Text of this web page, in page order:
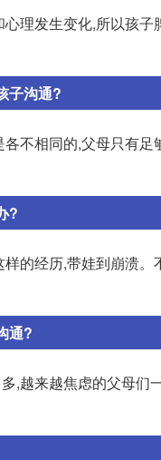
理发生变化,所以孩
子沟通?
不相同的,父母只有
?
的经历,带娃到崩溃
通?
,越来越焦虑的父母